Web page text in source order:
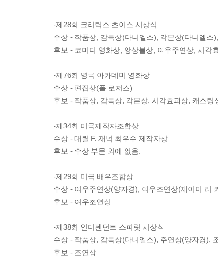
-제28회 크리틱스 초이스 시상식
수상 - 작품상, 감독상(다니엘스), 각본상(다니엘
후보 - 코미디 영화상, 앙상블상, 여우주연상, 시각
-제76회 영국 아카데미 영화상
수상 - 편집상(폴 로저스)
후보 - 작품상, 감독상, 각본상, 시각효과상, 캐스
-제34회 미국제작자조합상
수상 - 대릴 F. 재넉 최우수 제작자상
후보 - 수상 부문 외에 없음.
-제29회 미국 배우조합상
수상 - 여우주연상(양자경), 여우조연상(제이미 리
후보 - 여우조연상
-제38회 인디펜던트 스피릿 시상식
수상 - 작품상, 감독상(다니엘스), 주연상(양자경),
후보 - 조연상